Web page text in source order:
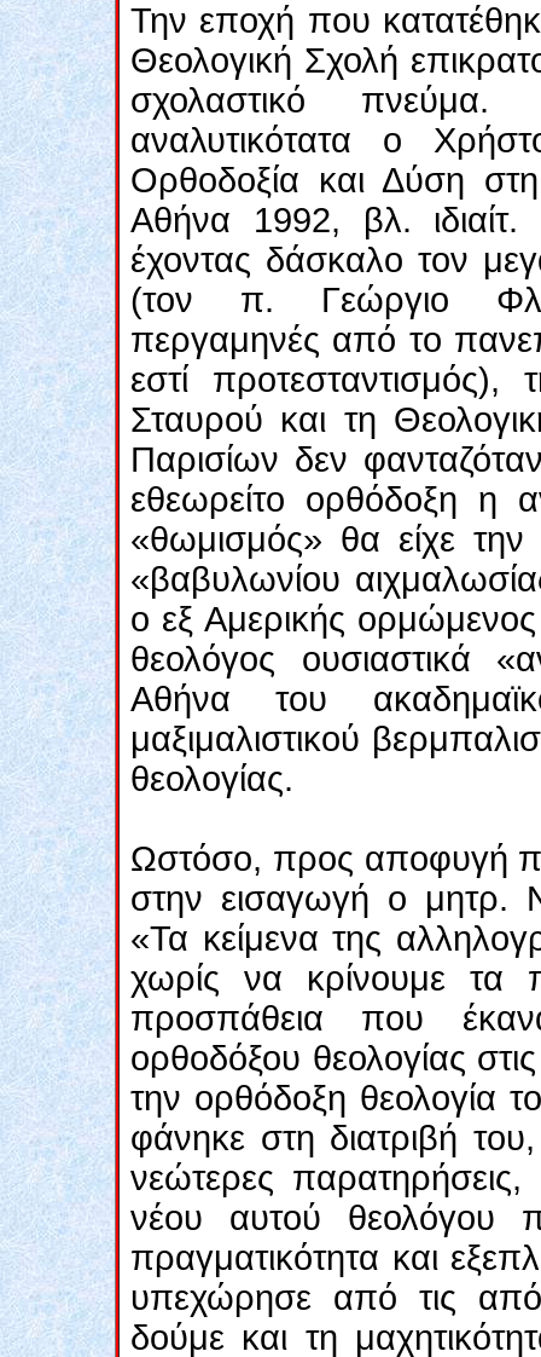
Την εποχή που
Θεολογική Σχολή
σχολαστικό πνεύμα.
αναλυτικότατα ο
Ορθοδοξία και Δύση
Αθήνα 1992, βλ.
έχοντας δάσκαλο τον
(τον π. Γεώργιο
περγαμηνές από το
εστί
Σταυρού και τη
Παρισίων δεν
εθεωρείτο ορθόδοξη η
«θωμισμός» θα είχε την
«βαβυλωνίου
ο εξ Αμερικής
θεολόγος ουσιαστικά
Αθήνα του
μαξιμαλιστικού
θεολογίας.
Ωστόσο, προς αποφυγή
στην εισαγωγή ο μητρ.
«Τα κείμενα της
χωρίς να κρίνουμε
προσπάθεια που
ορθοδόξου θεολογίας
την ορθόδοξη θεολογία
φάνηκε στη διατριβή
νεώτερες
νέου αυτού θεολόγου
πραγματικότητα και
υπεχώρησε από τις
δούμε και τη